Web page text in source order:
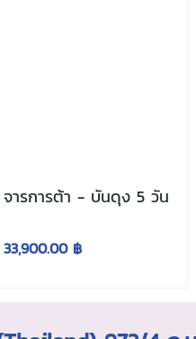
จารการต้า - บันดุง 5 วัน
33,900.00 ฿